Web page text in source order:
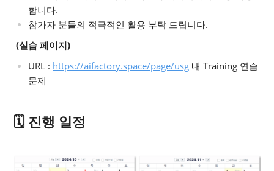
합니다.
참가자 분들의 적극적인 활용 부탁 드립니다.
(실습 페이지)
URL : https://aifactory.space/page/usg 내 Training 연습
문제
🗓 진행 일정